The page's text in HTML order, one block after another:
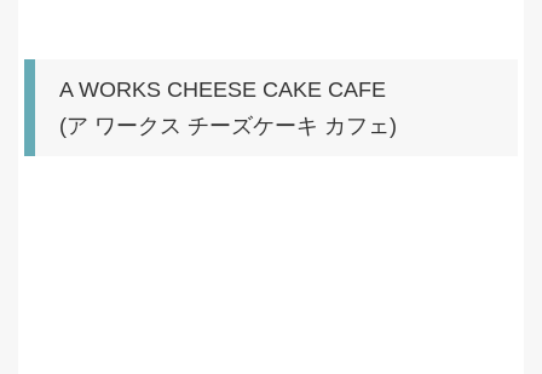
A WORKS CHEESE CAKE CAFE
(ア ワークス チーズケーキ カフェ)